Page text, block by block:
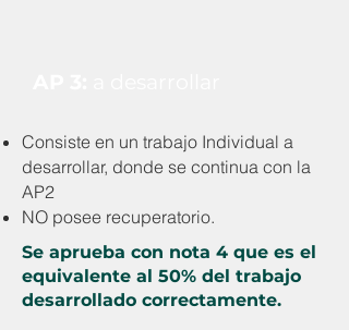
Consiste en un trabajo Individual a
desarrollar, donde se continua con la
AP2
NO posee recuperatorio.
Se aprueba con nota 4 que es el
equivalente al 50% del trabajo
desarrollado correctamente.